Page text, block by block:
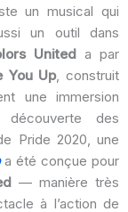
un musical qui
un outil dans
Uniteda par
You Up, construit
une immersion
des
Pride 2020, une
a été conçue pour
— manière très
à l’action de